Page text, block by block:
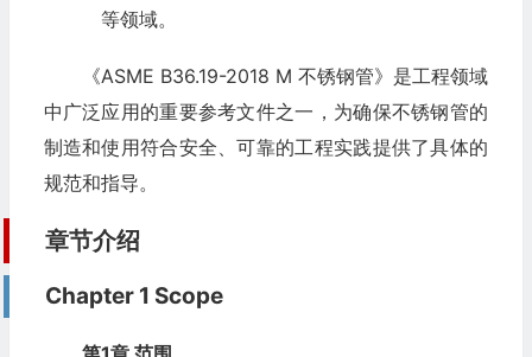
等领域。
《ASME B36.19-2018 M 不锈钢管》是工程领域
中广泛应用的重要参考文件之一，为确保不锈钢管的
制造和使用符合安全、可靠的工程实践提供了具体的
规范和指导。
章节介绍
Chapter 1 Scope